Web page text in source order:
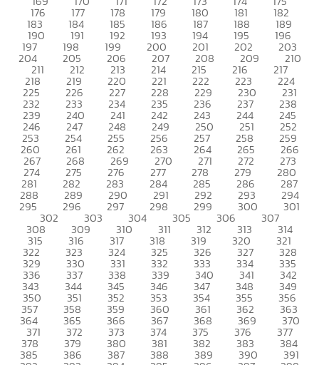
176 177 178 179 180 181 182
183 184 185 186 187 188 189
190 191 192 193 194 195 196
197 198 199 200 201 202 203
204 205 206 207 208 209 210
211 212 213 214 215 216 217
218 219 220 221 222 223 224
225 226 227 228 229 230 231
232 233 234 235 236 237 238
239 240 241 242 243 244 245
246 247 248 249 250 251 252
253 254 255 256 257 258 259
260 261 262 263 264 265 266
267 268 269 270 271 272 273
274 275 276 277 278 279 280
281 282 283 284 285 286 287
288 289 290 291 292 293 294
295 296 297 298 299 300 301
302 303 304 305 306 307
308 309 310 311 312 313 314
315 316 317 318 319 320 321
322 323 324 325 326 327 328
329 330 331 332 333 334 335
336 337 338 339 340 341 342
343 344 345 346 347 348 349
350 351 352 353 354 355 356
357 358 359 360 361 362 363
364 365 366 367 368 369 370
371 372 373 374 375 376 377
378 379 380 381 382 383 384
385 386 387 388 389 390 391